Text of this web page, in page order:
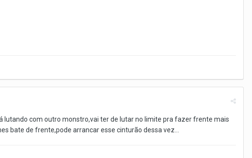
lutando com outro monstro,vai ter de lutar no limite pra fazer frente mais
bate de frente,pode arrancar esse cinturão dessa vez...